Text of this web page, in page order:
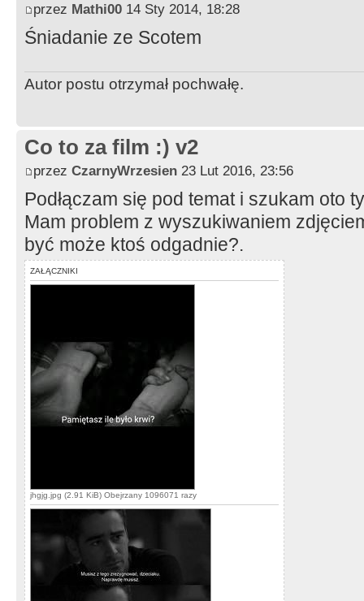
przez Mathi00 14 Sty 2014, 18:28
Śniadanie ze Scotem
Autor postu otrzymał pochwałę.
Co to za film :) v2
przez CzarnyWrzesien 23 Lut 2016, 23:56
Podłączam się pod temat i szukam oto
Mam problem z wyszukiwaniem
być może ktoś odgadnie?.
ZAŁĄCZNIKI
jhgjg.jpg (2.91 KiB) Obejrzany 1096071 razy